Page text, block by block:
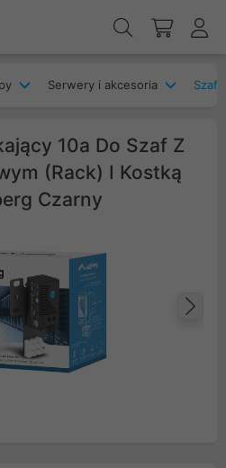
Serwery i akcesoria
10a Do Szaf Z
(Rack) I Kostką
Czarny